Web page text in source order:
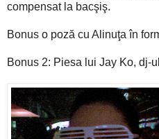
compensat la bacşiş.
Bonus o poză cu Alinuţa în
Bonus 2: Piesa lui Jay Ko, dj-